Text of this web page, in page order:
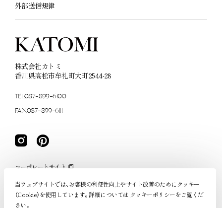
当ウェブサイトでは、お客様の利便性向上やサイト改善のためにクッキー
（Cookie）を使用しています。詳細については クッキーポリシーをご覧くだ
さい。
株式会社カトミ
香川県高松市牟礼町大町2544-28
TEL:087-899-6100
FAX:087-899-6111
外部送信規律
コーポレートサイト
KAGU cafe